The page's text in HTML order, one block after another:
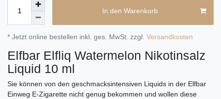
In den Warenkorb
* Jetzt online bestellen inkl. ges. MwSt. zzgl. Versandkosten
Elfbar Elfliq Watermelon Nikotinsalz
Liquid 10 ml
Sie können von den geschmacksintensiven Liquids in der Elfbar
Einweg E-Zigarette nicht genug bekommen und wollen diese